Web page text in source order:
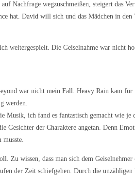
Nachfrage wegzuschmeißen, steigert das
hat. David will sich und das Mädchen in
weitergespielt. Die Geiselnahme war nicht
war nicht mein Fall. Heavy Rain kam
werden.
Musik, ich fand es fantastisch gemacht wie
Gesichter der Charaktere angetan. Denn
musste.
Zu wissen, dass man sich dem
der Zeit schiefgehen. Durch die